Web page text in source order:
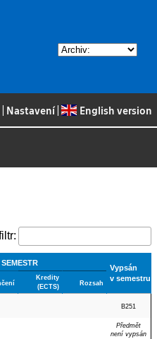
Nastavení| English version
SEMESTR
Vypsán
v semestru
Kredity
(ECTS)
Rozsah
B251
Předmět
není vypsán